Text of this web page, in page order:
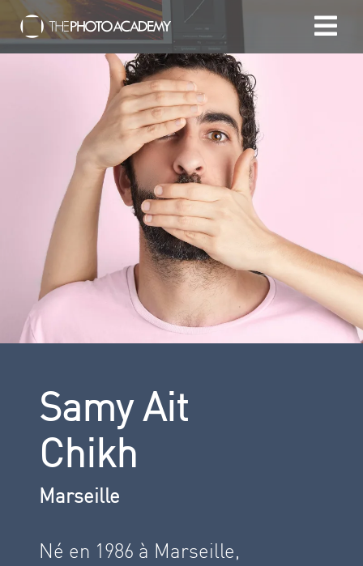
Accueil
Photographes
Offrir une Carte Cadeau
Panier
/EUR
Se connecter
Samy Ait
Chikh
Marseille
Né en 1986 à Marseille,